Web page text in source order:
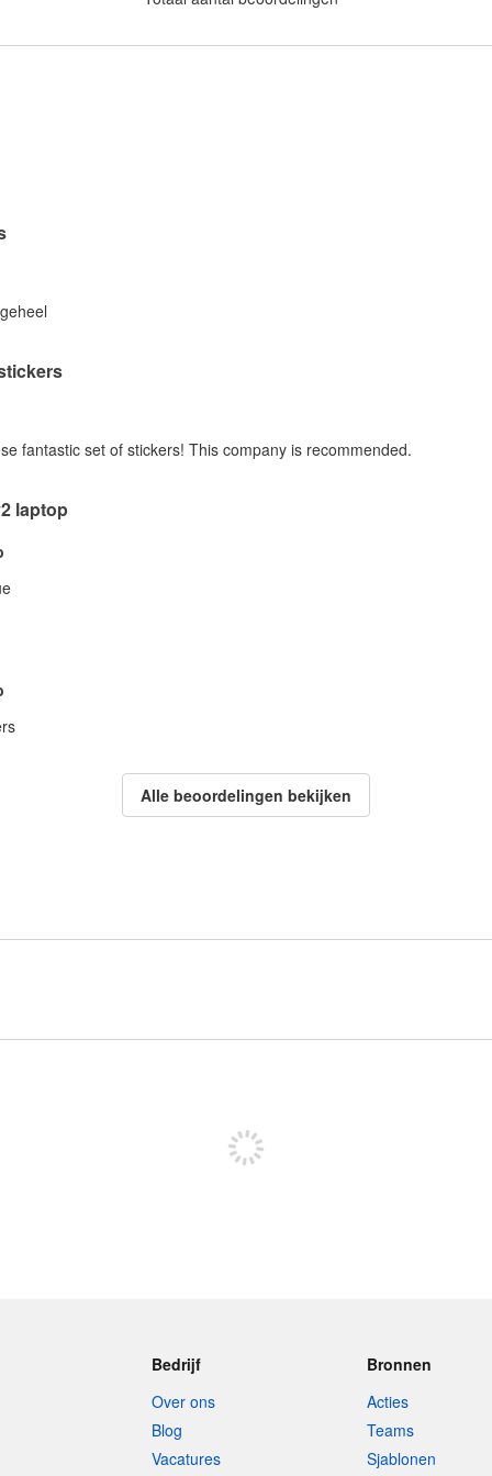
fantastic set of stickers! This company is recommended.
laptop
Alle beoordelingen bekijken
Bedrijf
Over ons
Blog
Vacatures
Bronnen
Acties
Teams
Sjablonen